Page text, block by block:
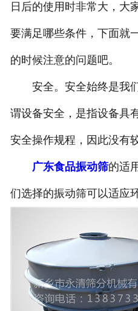
日后的使用时非常大，大
要满足哪些条件，下面就
的时候注意的问题吧。
安全。安全始终是我们
谓设备安全，是指设备具
安全操作规程，因此没有
广东食品振动筛的适
们选择的振动筛可以适应